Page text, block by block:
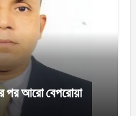
পর আরো বেপরোয়া